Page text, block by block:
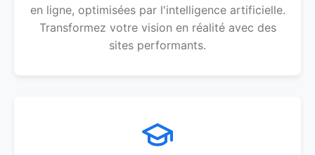
en ligne, optimisées par l'intelligence artificielle.
Transformez votre vision en réalité avec des
sites performants.